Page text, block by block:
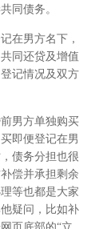
同债务。
在男方名下，
同还贷及增值
记情况及双方
男方单独购买
即便登记在男
债务分担也很
偿并承担剩余
等也都是大家
疑问，比如补